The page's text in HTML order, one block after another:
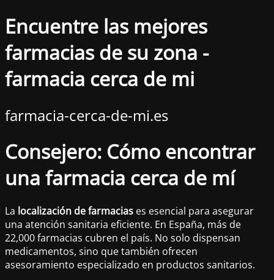
Encuentre las mejores
farmacias de su zona -
farmacia cerca de mi
farmacia-cerca-de-mi.es
Consejero: Cómo encontrar
una farmacia cerca de mí
La localización de farmacias es esencial para asegurar
una atención sanitaria eficiente. En España, más de
22,000 farmacias cubren el país. No solo dispensan
medicamentos, sino que también ofrecen
asesoramiento especializado en productos sanitarios.